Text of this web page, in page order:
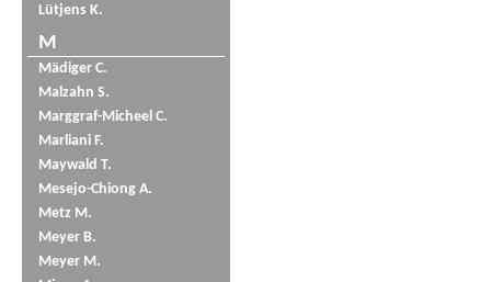
Lütjens K.
M
Mädiger C.
Malzahn S.
Marggraf-Micheel C.
Marliani F.
Maywald T.
Mesejo-Chiong A.
Metz M.
Meyer B.
Meyer M.